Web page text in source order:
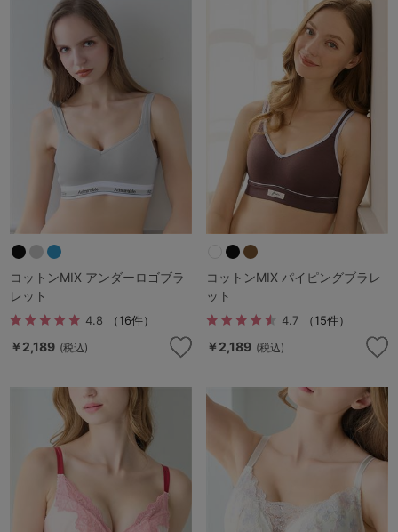
コットンMIX アンダーロゴブラ
レット
4.8 （16件）
￥2,189 (税込)
コットンMIX パイピングブラレ
ット
4.7 （15件）
￥2,189 (税込)